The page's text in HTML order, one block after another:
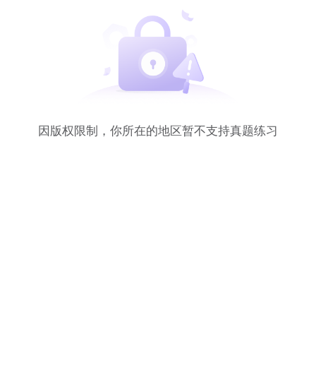
因版权限制，你所在的地区暂不支持真题练习